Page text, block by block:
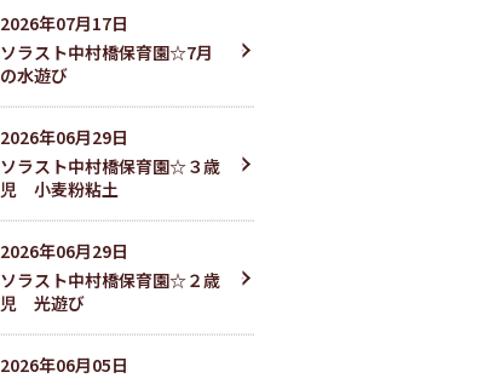
2026年07月17日
ソラスト中村橋保育園☆7月
の水遊び
2026年06月29日
ソラスト中村橋保育園☆３歳
児 小麦粉粘土
2026年06月29日
ソラスト中村橋保育園☆２歳
児 光遊び
2026年06月05日